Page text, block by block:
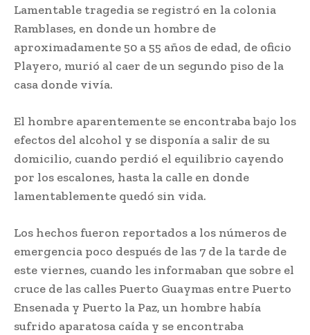
Lamentable tragedia se registró en la colonia
Ramblases, en donde un hombre de
aproximadamente 50 a 55 años de edad, de oficio
Playero, murió al caer de un segundo piso de la
casa donde vivía.
El hombre aparentemente se encontraba bajo los
efectos del alcohol y se disponía a salir de su
domicilio, cuando perdió el equilibrio cayendo
por los escalones, hasta la calle en donde
lamentablemente quedó sin vida.
Los hechos fueron reportados a los números de
emergencia poco después de las 7 de la tarde de
este viernes, cuando les informaban que sobre el
cruce de las calles Puerto Guaymas entre Puerto
Ensenada y Puerto la Paz, un hombre había
sufrido aparatosa caída y se encontraba